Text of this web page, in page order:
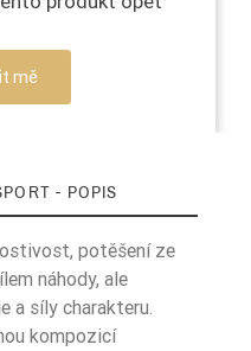
mě
- POPIS
potěšení ze
náhody, ale
a síly charakteru.
kompozicí